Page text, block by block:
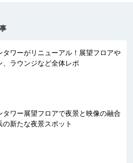
タワーがリニューアル！展望フロアや
、ラウンジなど全体レポ
タワー展望フロアで夜景と映像の融合
の新たな夜景スポット